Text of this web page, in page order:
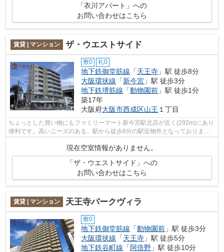
「衣川アパート」への
お問い合わせはこちら
賃貸 | マンション ザ・ウエストサイド
敷0 礼0
地下鉄御堂筋線 「天王寺 」駅 徒歩8分
大阪環状線 「新今宮 」駅 徒歩3分
地下鉄堺筋線 「動物園前 」駅 徒歩1分
築17年
大阪府大阪市西成区山王 １丁目
ちょっとした買い物にもファミリーマート新今宮駅北店が近く(292m)にあり
便利です。高いニーズのある、駅から徒歩8分の駅近物件となっておりま
現在空室情報がありません。
「ザ・ウエストサイド」への
お問い合わせはこちら
賃貸 | マンション 天王寺パークヴィラ
敷0
地下鉄御堂筋線 「動物園前 」駅 徒歩3分
大阪環状線 「天王寺 」駅 徒歩5分
地下鉄谷町線 「 阿倍野 」駅 徒歩10分